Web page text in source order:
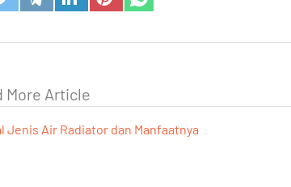
More Article
Jenis Air Radiator dan Manfaatnya